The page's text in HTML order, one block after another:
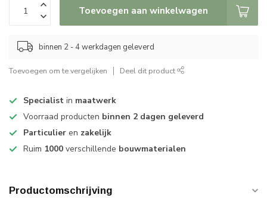
Toevoegen aan winkelwagen
binnen 2 - 4 werkdagen geleverd
Toevoegen om te vergelijken Deel dit product
Specialist in maatwerk
Voorraad producten binnen 2 dagen geleverd
Particulier en zakelijk
Ruim 1000 verschillende bouwmaterialen
Productomschrijving